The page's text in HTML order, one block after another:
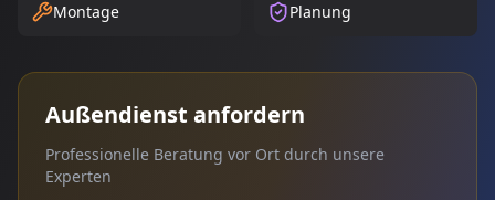
Montage Planung
Außendienst anfordern
Professionelle Beratung vor Ort durch unsere
Experten